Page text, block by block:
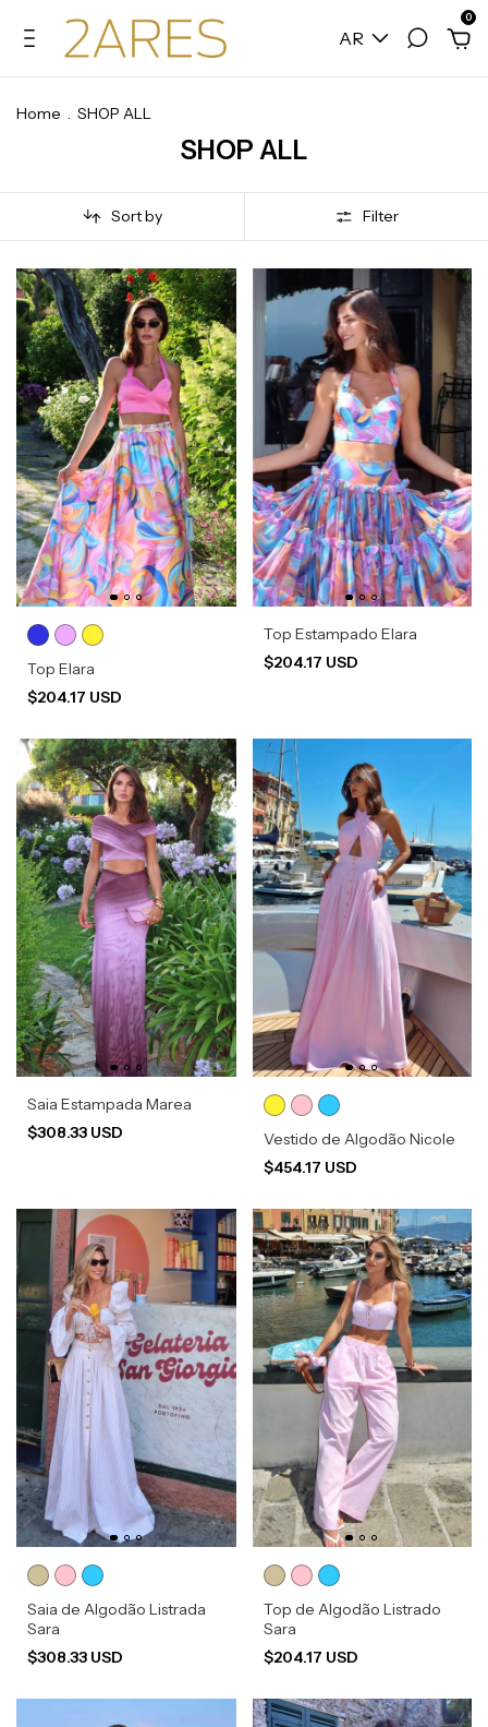
AR
0
Home . SHOP ALL
SHOP ALL
Sort by Filter
Top Elara
$204.17 USD
Top Estampado Elara
$204.17 USD
Saia Estampada Marea
$308.33 USD
Vestido de Algodão Nicole
$454.17 USD
Saia de Algodão Listrada
Sara
$308.33 USD
Top de Algodão Listrado
Sara
$204.17 USD